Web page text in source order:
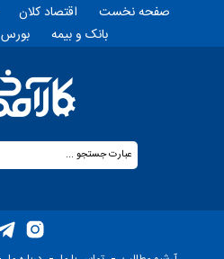
صفحه نخست اقتصاد کلان
بانک و بیمه
بورس